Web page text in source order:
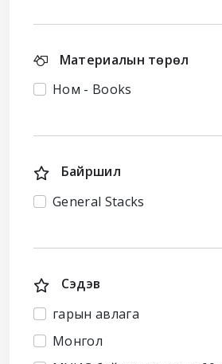
Материалын төрөл
Ном - Books
Байршил
General Stacks
Сэдэв
гарын авлага
Монгол